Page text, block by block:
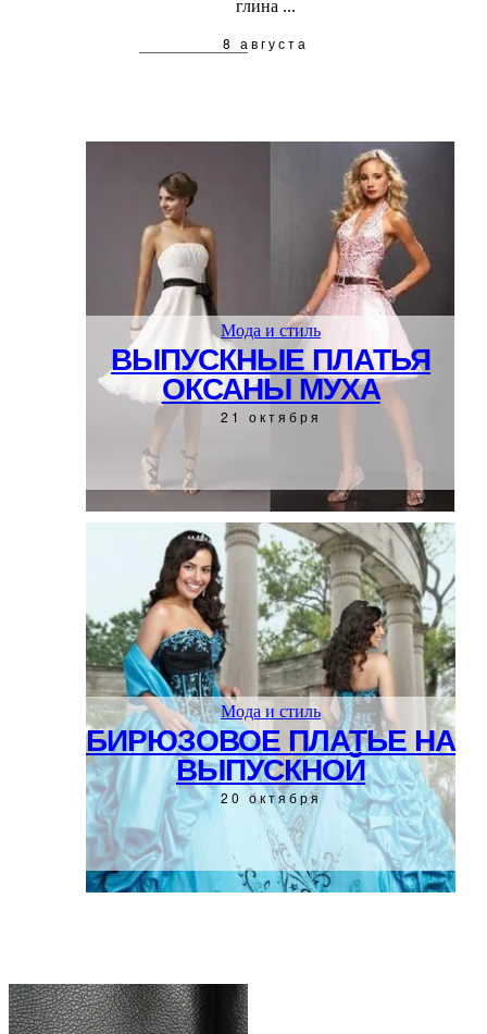
глина ...
8 августа
Мода и стиль
ВЫПУСКНЫЕ ПЛАТЬЯ
ОКСАНЫ МУХА
21 октября
Мода и стиль
БИРЮЗОВОЕ ПЛАТЬЕ НА
ВЫПУСКНОЙ
20 октября